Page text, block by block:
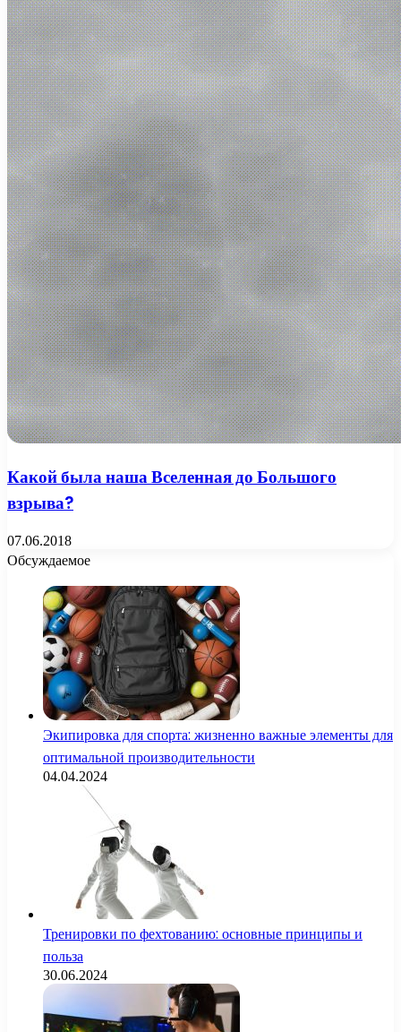
Какой была наша Вселенная до Большого
взрыва?
07.06.2018
Обсуждаемое
Экипировка для спорта: жизненно важные элементы для
оптимальной производительности
04.04.2024
Тренировки по фехтованию: основные принципы и
польза
30.06.2024